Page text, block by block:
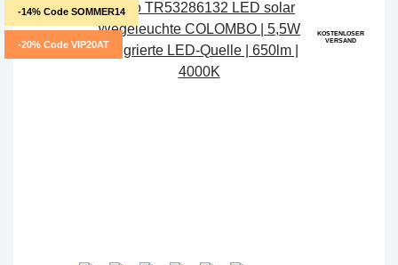
-14% Code SOMMER14
-20% Code VIP20AT
KOSTENLOSER
VERSAND